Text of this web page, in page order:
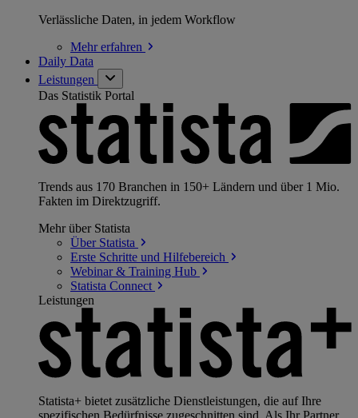
Verlässliche Daten, in jedem Workflow
Mehrerfahren
Daily Data
Leistungen
Das Statistik Portal
Trends aus 170 Branchen in 150+ Ländern und über 1 Mio.
Fakten im Direktzugriff.
Mehr über Statista
Über Statista
Erste Schritte und Hilfebereich
Webinar & Training Hub
Statista Connect
Leistungen
Statista+ bietet zusätzliche Dienstleistungen, die auf Ihre
spezifischen Bedürfnisse zugeschnitten sind. Als Ihr Partner